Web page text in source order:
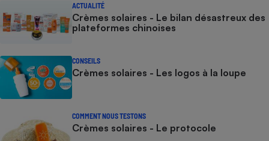
ACTUALITÉ
Crèmes solaires - Le bilan désastreux des
plateformes chinoises
CONSEILS
Crèmes solaires - Les logos à la loupe
COMMENT NOUS TESTONS
Crèmes solaires - Le protocole